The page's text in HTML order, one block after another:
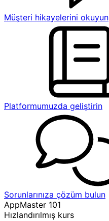
Müşteri hikayelerini okuyun
Platformumuzda geliştirin
Sorunlarınıza çözüm bulun
AppMaster 101
Hızlandırılmış kurs